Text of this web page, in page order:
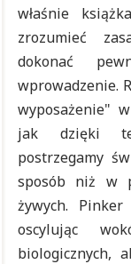
właśnie
zrozumieć
dokonać
wprowadzenie.
wyposażenie"
jak dzięki
postrzegamy
sposób niż w
żywych.
oscylując
biologicznych,